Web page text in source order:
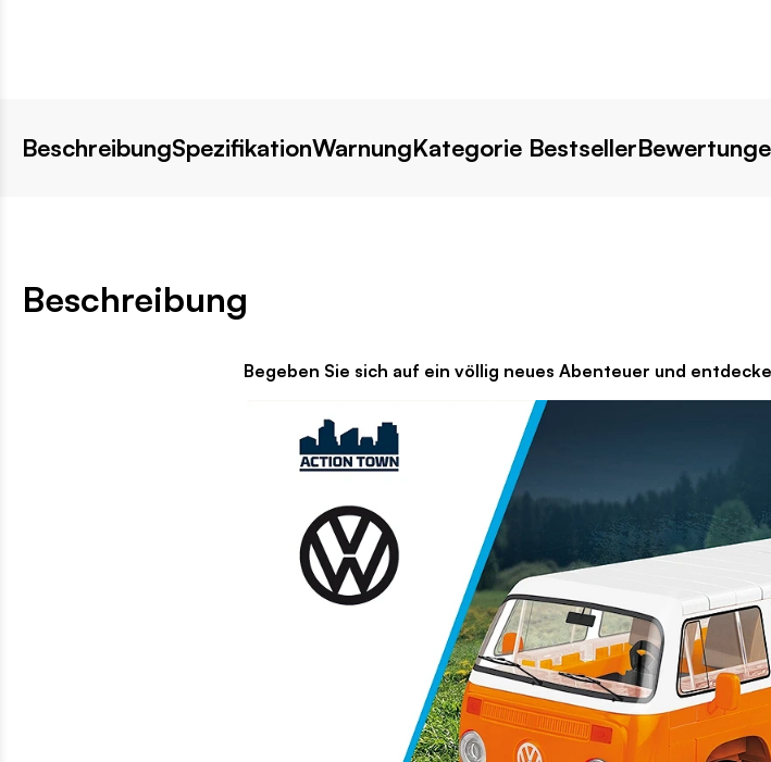
BeschreibungSpezifikationWarnungKategorie Bestseller
Beschreibung
Begeben Sie sich auf ein völlig neues Abenteuer und entdecken Sie